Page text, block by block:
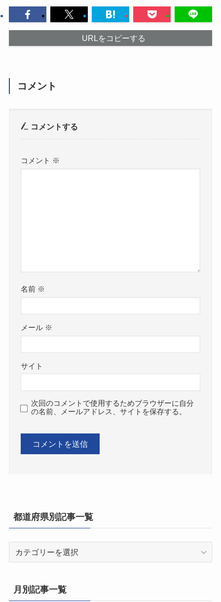
URLをコピーする
コメント
コメントする
コメント ※
名前 ※
メール ※
サイト
次回のコメントで使用するためブラウザーに自分
の名前、メールアドレス、サイトを保存する。
都道府県別記事一覧
県
別
月別記事一覧